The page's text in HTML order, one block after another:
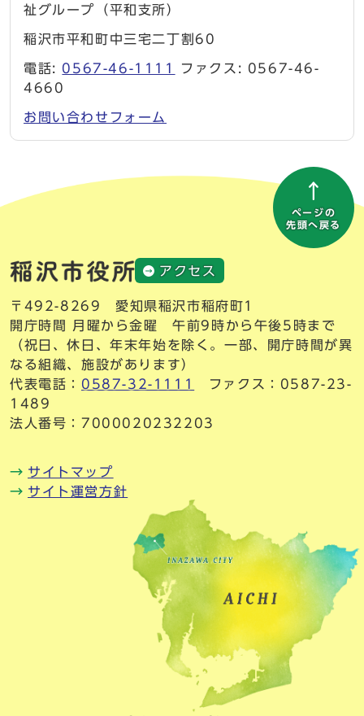
祉グループ（平和支所）
稲沢市平和町中三宅二丁割60
電話: 0567-46-1111
ファクス: 0567-46-
4660
お問い合わせフォーム
ページの
先頭へ戻る
アクセス
〒492-8269 愛知県稲沢市稲府町1
開庁時間 月曜から金曜 午前9時から午後5時まで
（祝日、休日、年末年始を除く。一部、開庁時間が異
なる組織、施設があります）
代表電話： 0587-32-1111
ファクス：0587-23-
1489
法人番号：7000020232203
サイトマップ
サイト運営方針